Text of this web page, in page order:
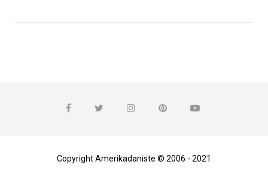
Copyright Amerikadaniste © 2006 - 2021